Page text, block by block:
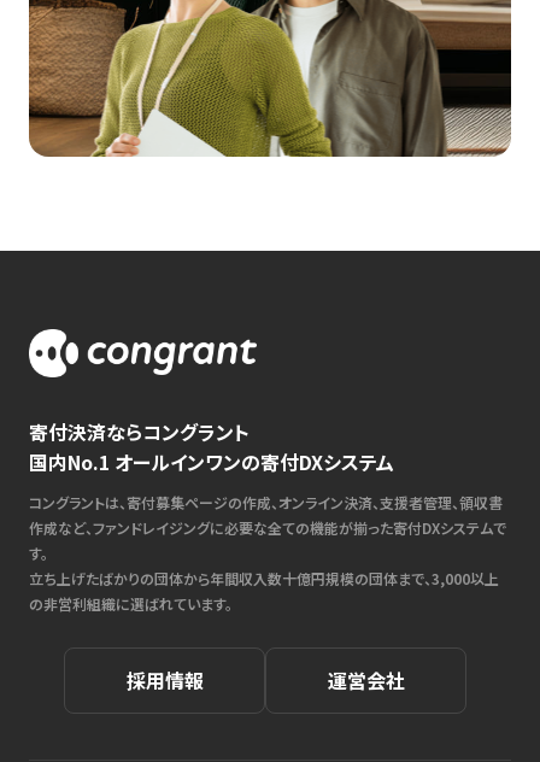
寄付決済ならコングラント
国内No.1 オールインワンの寄付DXシステム
コングラントは、寄付募集ページの作成、オンライン決済、支援者管理、領収書
作成など、ファンドレイジングに必要な全ての機能が揃った寄付DXシステムで
す。
立ち上げたばかりの団体から年間収入数十億円規模の団体まで、3,000以上
の非営利組織に選ばれています。
採用情報 運営会社